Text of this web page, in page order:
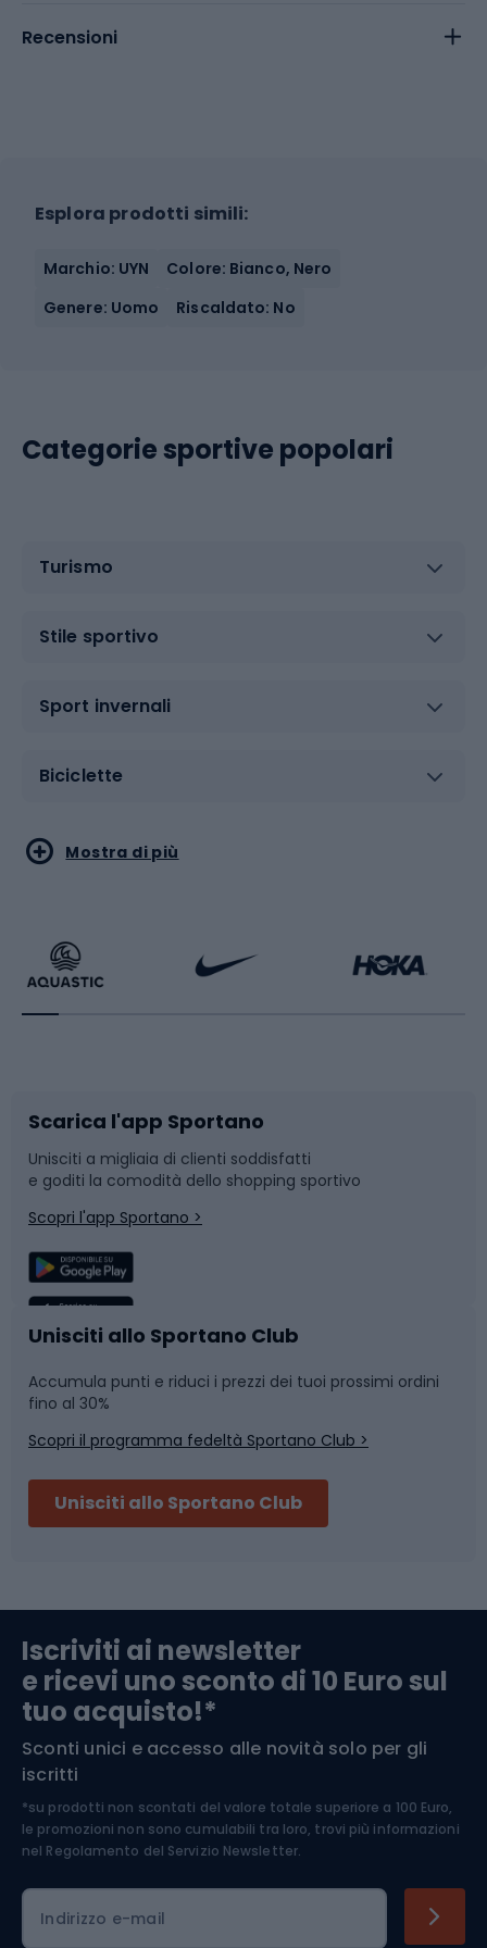
Recensioni
Esplora prodotti simili:
Marchio: UYN
Colore: Bianco, Nero
Genere: Uomo
Riscaldato: No
Categorie sportive popolari
Turismo
Stile sportivo
Sport invernali
Biciclette
Sport acquatici
Bikepacking
Bushcraft
Corsa
Sport di squadra
Caschi da ciclismo
Skitouring
Abbigliamento da escursionismo
Sport di arti marziali
Sport con le racchette
Slitte e slittini
Snowboard
Camminata nordica
Nuoto
Pattinaggio
Componenti per biciclette
Arrampicata
Medicina dello sport
Abbigliamento ciclistico
Mostra di più
Scarica l'app Sportano
Unisciti a migliaia di clienti soddisfatti
e goditi la comodità dello shopping sportivo
Scopri l'app Sportano >
Unisciti allo Sportano Club
Accumula punti e riduci i prezzi dei tuoi prossimi ordini
fino al 30%
Scopri il programma fedeltà Sportano Club >
Unisciti allo Sportano Club
Iscriviti ai newsletter
e ricevi uno sconto di 10 Euro sul
tuo acquisto!*
Sconti unici e accesso alle novità solo per gli
iscritti
*su prodotti non scontati del valore totale superiore a 100 Euro,
le promozioni non sono cumulabili tra loro, trovi più informazioni
nel Regolamento del Servizio Newsletter.
Indirizzo e-mail